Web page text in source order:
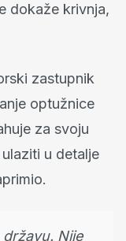
dokaže krivnja,
zastupnik
optužnice
za svoju
u detalje
Nije